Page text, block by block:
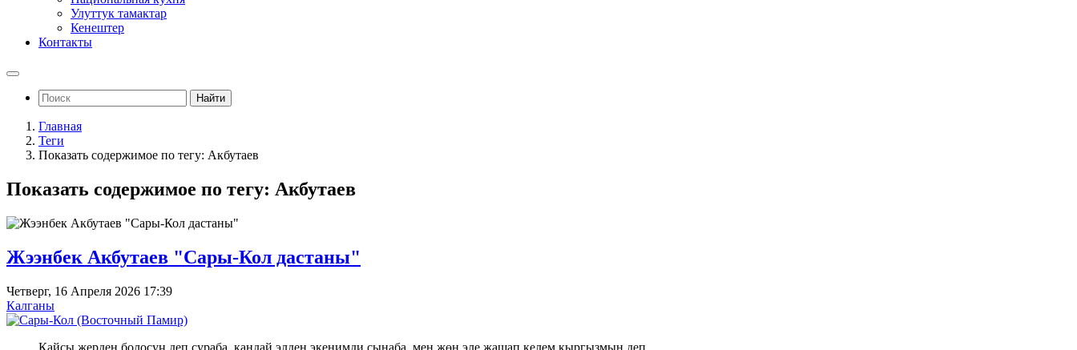
Улуттук тамактар
Кенештер
Контакты
Найти
Главная
Теги
Показать содержимое по тегу: Акбутаев
Показать содержимое по тегу: Акбутаев
Жээнбек Акбутаев "Сары-Кол дастаны"
Четверг, 16 Апреля 2026 17:39
Калганы
Кайсы жерден болосуң деп сураба, кандай элден экенимди сынаба, мен жөн эле жашап келем кыргызмын деп...